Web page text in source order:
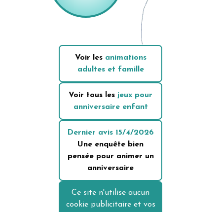
Voir les animations
adultes et famille
Voir tous les jeux pour
anniversaire enfant
Dernier avis 15/4/2026
Une enquête bien
pensée pour animer un
anniversaire
Ce site n'utilise aucun
cookie publicitaire et vos